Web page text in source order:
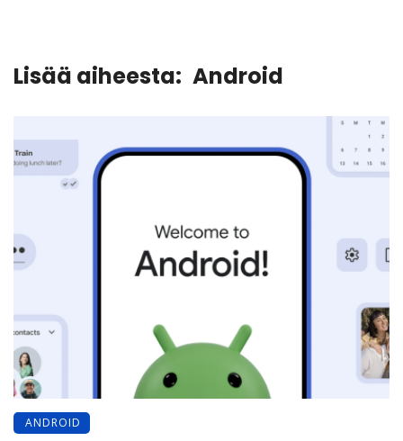
Lisää aiheesta: Android
ANDROID